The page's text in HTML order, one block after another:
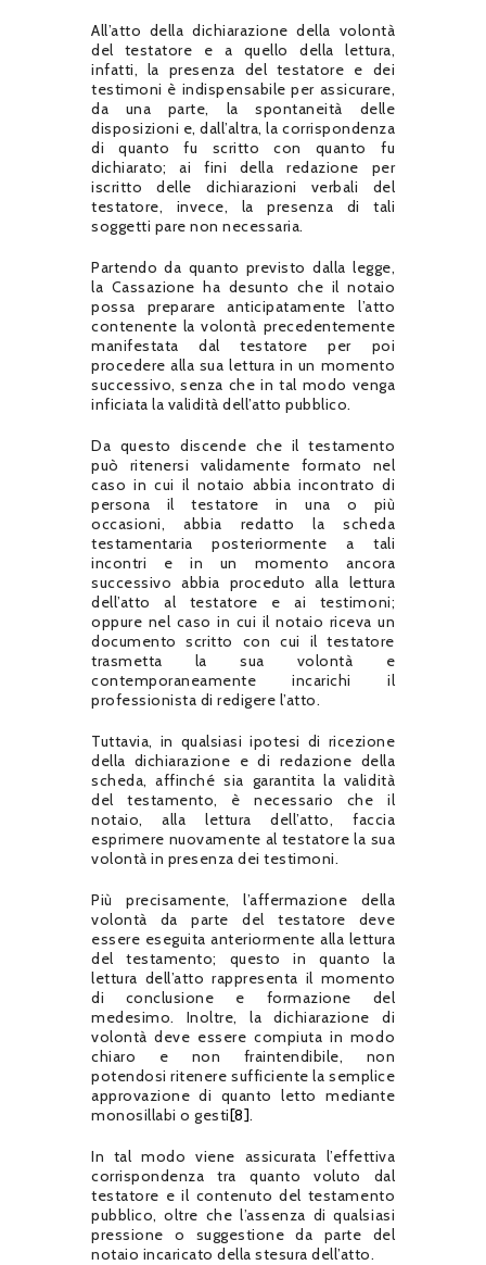
All’atto della dichiarazione della volontà
del testatore e a quello della lettura,
infatti, la presenza del testatore e dei
testimoni è indispensabile per assicurare,
da una parte, la spontaneità delle
disposizioni e, dall’altra, la corrispondenza
di quanto fu scritto con quanto fu
dichiarato; ai fini della redazione per
iscritto delle dichiarazioni verbali del
testatore, invece, la presenza di tali
soggetti pare non necessaria.
Partendo da quanto previsto dalla legge,
la Cassazione ha desunto che il notaio
possa preparare anticipatamente l’atto
contenente la volontà precedentemente
manifestata dal testatore per poi
procedere alla sua lettura in un momento
successivo, senza che in tal modo venga
inficiata la validità dell’atto pubblico.
Da questo discende che il testamento
può ritenersi validamente formato nel
caso in cui il notaio abbia incontrato di
persona il testatore in una o più
occasioni, abbia redatto la scheda
testamentaria posteriormente a tali
incontri e in un momento ancora
successivo abbia proceduto alla lettura
dell’atto al testatore e ai testimoni;
oppure nel caso in cui il notaio riceva un
documento scritto con cui il testatore
trasmetta la sua volontà e
contemporaneamente incarichi il
professionista di redigere l’atto.
Tuttavia, in qualsiasi ipotesi di ricezione
della dichiarazione e di redazione della
scheda, affinché sia garantita la validità
del testamento, è necessario che il
notaio, alla lettura dell’atto, faccia
esprimere nuovamente al testatore la sua
volontà in presenza dei testimoni.
Più precisamente, l’affermazione della
volontà da parte del testatore deve
essere eseguita anteriormente alla lettura
del testamento; questo in quanto la
lettura dell’atto rappresenta il momento
di conclusione e formazione del
medesimo. Inoltre, la dichiarazione di
volontà deve essere compiuta in modo
chiaro e non fraintendibile, non
potendosi ritenere sufficiente la semplice
approvazione di quanto letto mediante
monosillabi o gesti[8].
In tal modo viene assicurata l’effettiva
corrispondenza tra quanto voluto dal
testatore e il contenuto del testamento
pubblico, oltre che l’assenza di qualsiasi
pressione o suggestione da parte del
notaio incaricato della stesura dell’atto.